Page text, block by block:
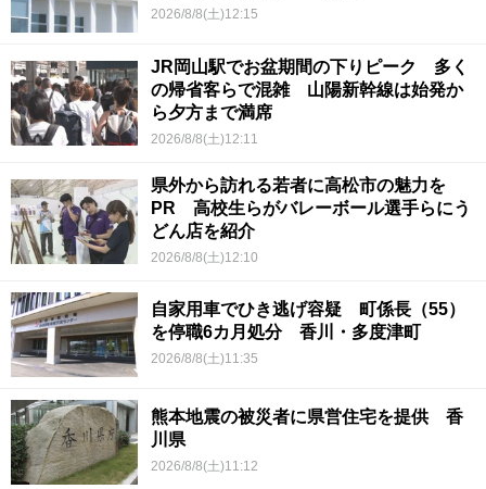
2026/8/8(土)12:15
JR岡山駅でお盆期間の下りピーク 多く
の帰省客らで混雑 山陽新幹線は始発か
ら夕方まで満席
2026/8/8(土)12:11
県外から訪れる若者に高松市の魅力を
PR 高校生らがバレーボール選手らにう
どん店を紹介
2026/8/8(土)12:10
自家用車でひき逃げ容疑 町係長（55）
を停職6カ月処分 香川・多度津町
2026/8/8(土)11:35
熊本地震の被災者に県営住宅を提供 香
川県
2026/8/8(土)11:12